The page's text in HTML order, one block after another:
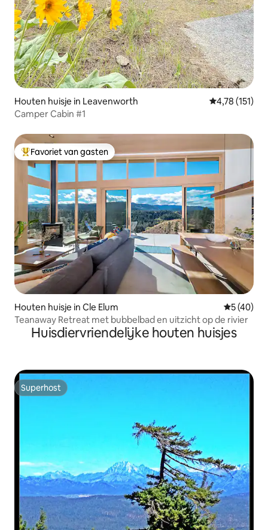
Houten huisje in Leavenworth Gemiddelde
4,78 (151)
Camper Cabin #1
Topfavoriet van gasten
Favoriet van gasten
Houten huisje in Cle Elum
5 (40)
Teanaway Retreat met bubbelbad en uitzicht op de rivier
Huisdiervriendelijke houten huisjes
Superhost
Superhost